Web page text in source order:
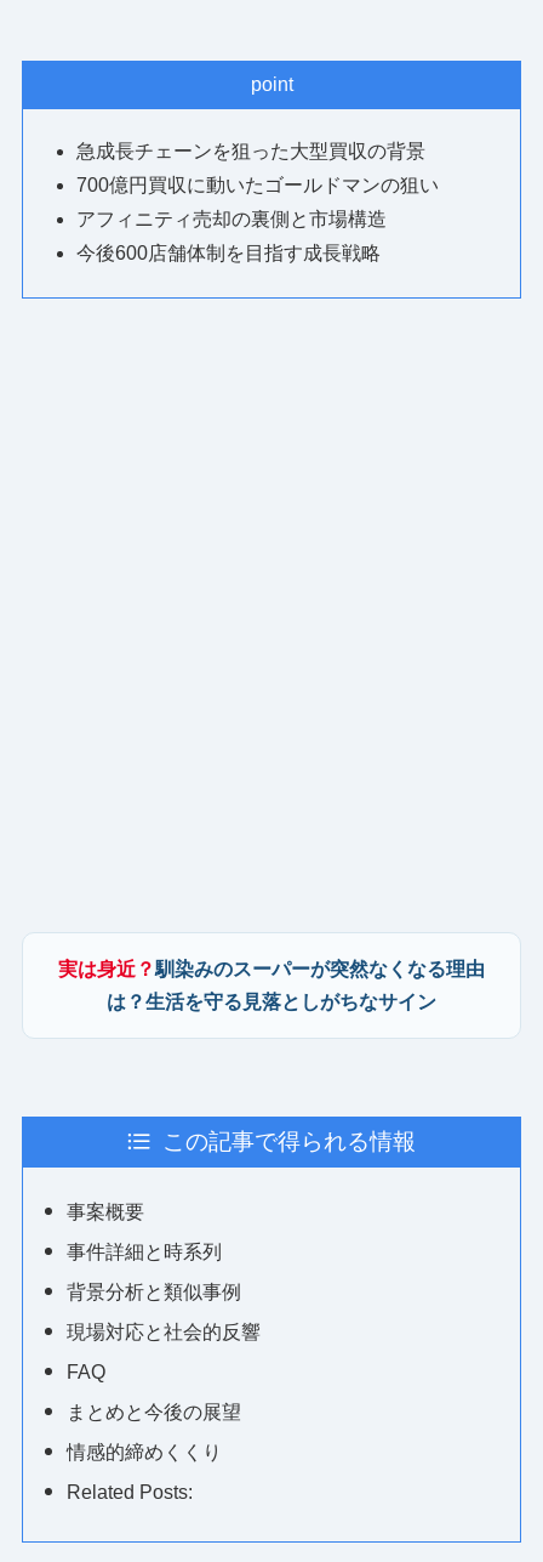
point
急成長チェーンを狙った大型買収の背景
700億円買収に動いたゴールドマンの狙い
アフィニティ売却の裏側と市場構造
今後600店舗体制を目指す成長戦略
実は身近？馴染みのスーパーが突然なくなる理由
は？生活を守る見落としがちなサイン
この記事で得られる情報
事案概要
事件詳細と時系列
背景分析と類似事例
現場対応と社会的反響
FAQ
まとめと今後の展望
情感的締めくくり
Related Posts: